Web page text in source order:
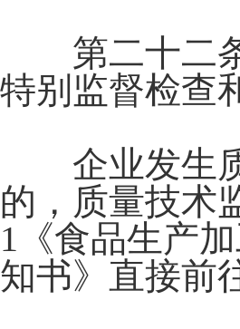
第二十二条
特别监督检查
企业发生质
的，质量技术
1《食品生产
知书》直接前